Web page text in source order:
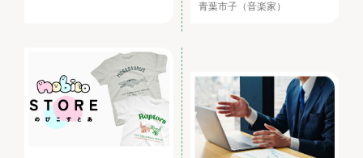
青葉市子（音楽家）